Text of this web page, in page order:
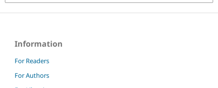
Information
For Readers
For Authors